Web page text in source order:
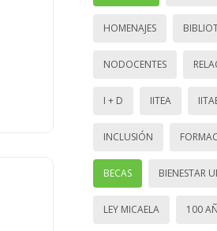
HOMENAJES
NODOCENTES
I + D IITEA
INCLUSIÓN
BECAS BIENESTAR
LEY MICAELA 100